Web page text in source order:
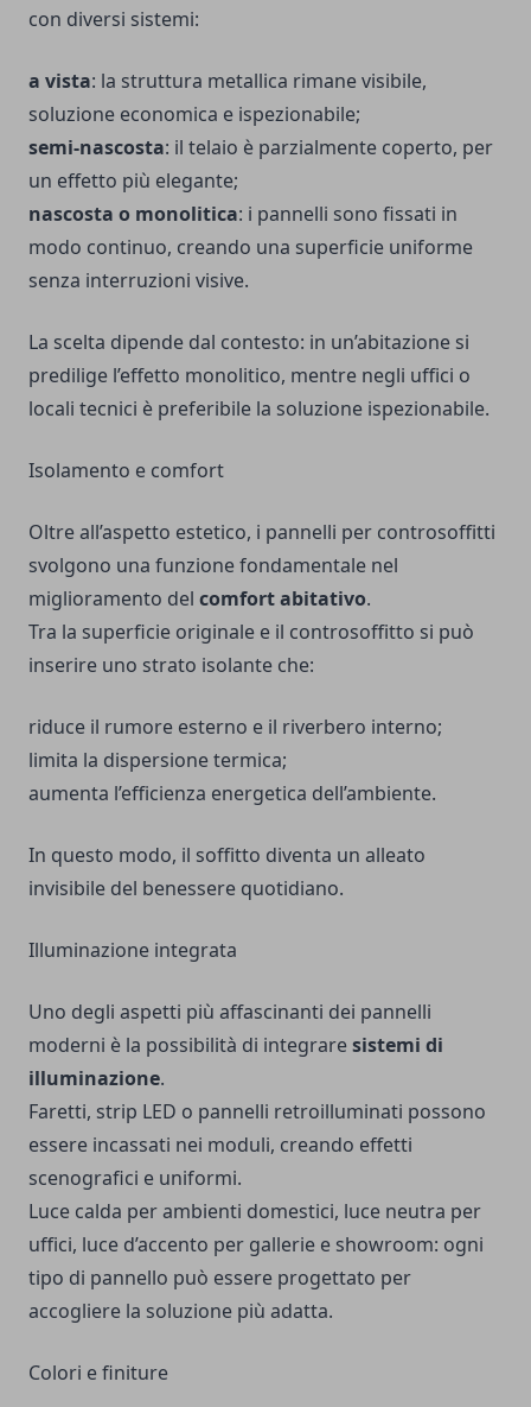
con diversi sistemi:
a vista: la struttura metallica rimane visibile,
soluzione economica e ispezionabile;
semi-nascosta: il telaio è parzialmente coperto, per
un effetto più elegante;
nascosta o monolitica: i pannelli sono fissati in
modo continuo, creando una superficie uniforme
senza interruzioni visive.
La scelta dipende dal contesto: in un’abitazione si
predilige l’effetto monolitico, mentre negli uffici o
locali tecnici è preferibile la soluzione ispezionabile.
Isolamento e comfort
Oltre all’aspetto estetico, i pannelli per controsoffitti
svolgono una funzione fondamentale nel
miglioramento del comfort abitativo.
Tra la superficie originale e il controsoffitto si può
inserire uno strato isolante che:
riduce il rumore esterno e il riverbero interno;
limita la dispersione termica;
aumenta l’efficienza energetica dell’ambiente.
In questo modo, il soffitto diventa un alleato
invisibile del benessere quotidiano.
Illuminazione integrata
Uno degli aspetti più affascinanti dei pannelli
moderni è la possibilità di integraresistemi di
illuminazione.
Faretti, strip LED o pannelli retroilluminati possono
essere incassati nei moduli, creando effetti
scenografici e uniformi.
Luce calda per ambienti domestici, luce neutra per
uffici, luce d’accento per gallerie e showroom: ogni
tipo di pannello può essere progettato per
accogliere la soluzione più adatta.
Colori e finiture